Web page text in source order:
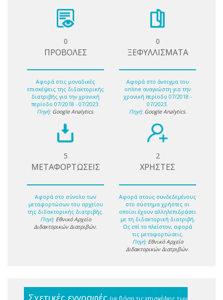
0
ΠΡΟΒΟΛΕΣ
Αφορά στις μοναδικές
επισκέψεις της διδακτορικής
διατριβής για την χρονική
περίοδο 07/2018 - 07/2023.
Πηγή: Google Analytics.
0
ΞΕΦΥΛΛΙΣΜΑΤΑ
Αφορά στο άνοιγμα του
online αναγνώστη για την
χρονική περίοδο 07/2018 -
07/2023.
Πηγή: Google Analytics.
5
ΜΕΤΑΦΟΡΤΩΣΕΙΣ
Αφορά στο σύνολο των
μεταφορτώσων του αρχείου
της διδακτορικής διατριβής.
Πηγή: Εθνικό Αρχείο
Διδακτορικών Διατριβών.
2
ΧΡΗΣΤΕΣ
Αφορά στους συνδεδεμένους
στο σύστημα χρήστες οι
οποίοι έχουν αλληλεπιδράσει
με τη διδακτορική διατριβή.
Ως επί το πλείστον, αφορά
τις μεταφορτώσεις.
Πηγή: Εθνικό Αρχείο
Διδακτορικών Διατριβών.
Σχετικές εγγραφές (με βάση τις επισκέψεις των